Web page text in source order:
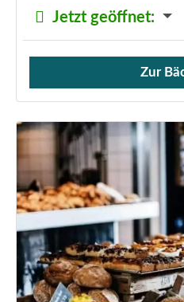
Jetzt geöffnet:
Verkauf von Brötchen,
Zur